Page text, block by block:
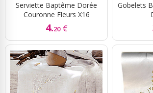
Serviette Baptême Dorée
Couronne Fleurs X16
4.20 €
Gobelets